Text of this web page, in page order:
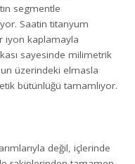
segmentle
Saatin titanyum
iyon kaplamayla
sayesinde milimetrik
üzerindeki elmasla
bütünlüğü tamamlıyor.
değil, içlerinde